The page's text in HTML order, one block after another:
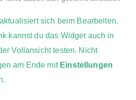
sich beim Bearbeiten.
kannst du das Widget auch in
Vollansicht testen. Nicht
am Ende mit Einstellungen